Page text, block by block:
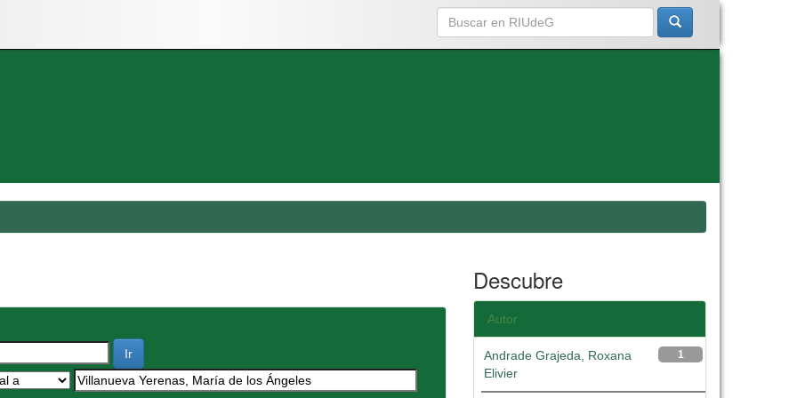
Descubre
Autor
1
Andrade Grajeda, Roxana
Elivier